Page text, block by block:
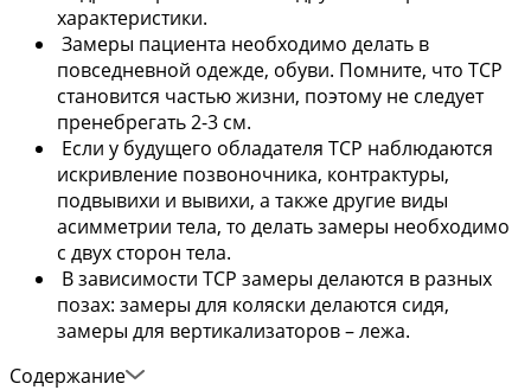
характеристики.
Замеры пациента необходимо делать в
повседневной одежде, обуви. Помните, что ТСР
становится частью жизни, поэтому не следует
пренебрегать 2-3 см.
Если у будущего обладателя ТСР наблюдаются
искривление позвоночника, контрактуры,
подвывихи и вывихи, а также другие виды
асимметрии тела, то делать замеры необходимо
с двух сторон тела.
В зависимости ТСР замеры делаются в разных
позах: замеры для коляски делаются сидя,
замеры для вертикализаторов – лежа.
Содержание